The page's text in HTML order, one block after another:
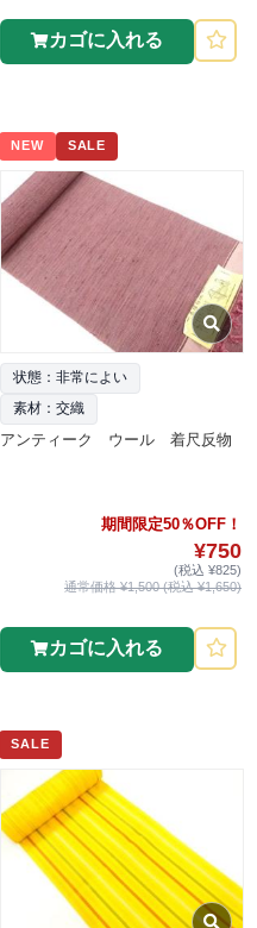
カゴに入れる
NEW SALE
状態：非常によい
素材：交織
アンティーク ウール 着尺反物
期間限定50％OFF！
¥750
(税込 ¥825)
通常価格 ¥1,500 (税込 ¥1,650)
カゴに入れる
SALE